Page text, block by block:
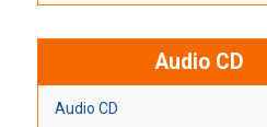
Audio CD
Audio CD